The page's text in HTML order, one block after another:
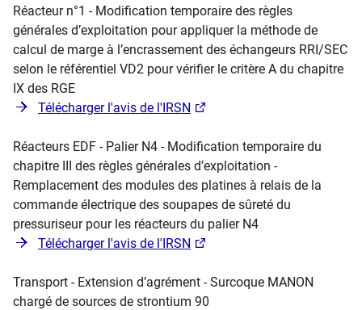
Réacteur n°1 - Modification temporaire des règles
générales d’exploitation pour appliquer la méthode de
calcul de marge à l’encrassement des échangeurs RRI/SEC
selon le référentiel VD2 pour vérifier le critère A du chapitre
IX des RGE
Télécharger l'avis de l'IRSN
Réacteurs EDF - Palier N4 - Modification temporaire du
chapitre III des règles générales d’exploitation -
Remplacement des modules des platines à relais de la
commande électrique des soupapes de sûreté du
pressuriseur pour les réacteurs du palier N4
Télécharger l'avis de l'IRSN
Transport - Extension d’agrément - Surcoque MANON
chargé de sources de strontium 90